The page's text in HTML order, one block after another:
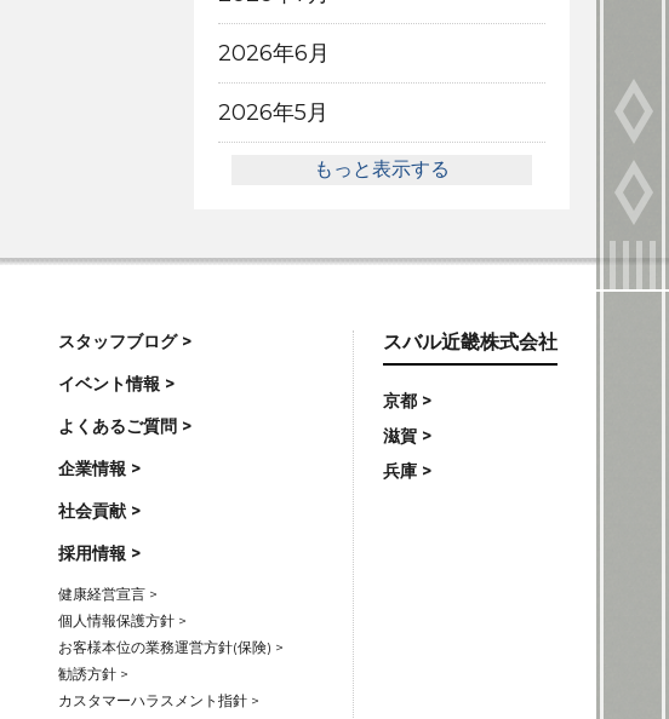
2026年6月
2026年5月
もっと表示する
スタッフブログ >
イベント情報 >
よくあるご質問 >
企業情報 >
社会貢献 >
採用情報 >
健康経営宣言 >
個人情報保護方針 >
お客様本位の業務運営方針(保険) >
勧誘方針 >
カスタマーハラスメント指針 >
スバル近畿株式会社
京都 >
滋賀 >
兵庫 >